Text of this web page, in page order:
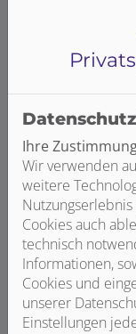
Ihre
Wir verwenden
weitere
Cookies auch
technisch
Informationen,
Cookies und
unserer
Einstellungen